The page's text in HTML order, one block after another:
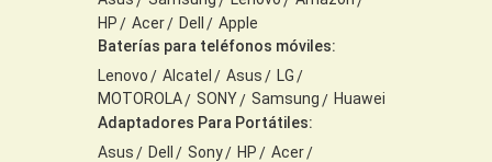
HP
Acer Dell
Apple
Baterías para teléfonos móviles:
Lenovo
Alcatel Asus
LG
MOTOROLA
SONY Samsung
Huawei
Adaptadores Para Portátiles:
Asus
Dell Sony HP
Acer